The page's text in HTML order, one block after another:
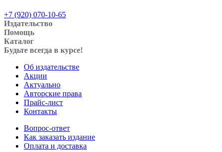
+7 (920) 070-10-65
Издательство
Помощь
Каталог
Будьте всегда в курсе!
Об издательстве
Акции
Актуально
Авторские права
Прайс-лист
Контакты
Вопрос-ответ
Как заказать издание
Оплата и доставка